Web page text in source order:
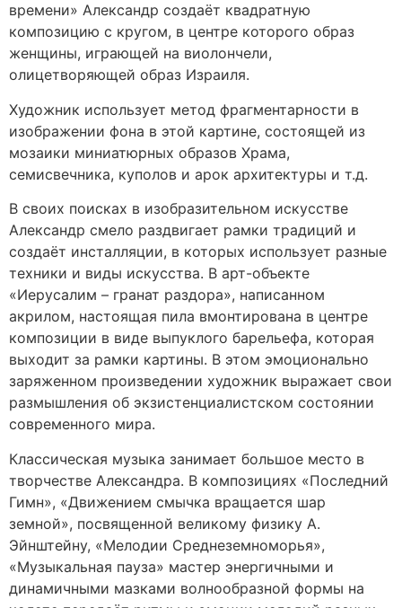
времени» Александр создаёт квадратную
композицию с кругом, в центре которого образ
женщины, играющей на виолончели,
олицетворяющей образ Израиля.
Художник использует метод фрагментарности в
изображении фона в этой картине, состоящей из
мозаики миниатюрных образов Храма,
семисвечника, куполов и арок архитектуры и т.д.
В своих поисках в изобразительном искусстве
Александр смело раздвигает рамки традиций и
создаёт инсталляции, в которых использует разные
техники и виды искусства. В арт-объекте
«Иерусалим – гранат раздора», написанном
акрилом, настоящая пила вмонтирована в центре
композиции в виде выпуклого барельефа, которая
выходит за рамки картины. В этом эмоционально
заряженном произведении художник выражает свои
размышления об экзистенциалистском состоянии
современного мира.
Классическая музыка занимает большое место в
творчестве Александра. В композициях «Последний
Гимн», «Движением смычка вращается шар
земной», посвященной великому физику А.
Эйнштейну, «Мелодии Среднеземноморья»,
«Музыкальная пауза» мастер энергичными и
динамичными мазками волнообразной формы на